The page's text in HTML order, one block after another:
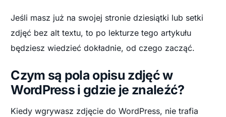
Jeśli masz już na swojej stronie dziesiątki lub setki
zdjęć bez alt textu, to po lekturze tego artykułu
będziesz wiedzieć dokładnie, od czego zacząć.
Czym są pola opisu zdjęć w
WordPress i gdzie je znaleźć?
Kiedy wgrywasz zdjęcie do WordPress, nie trafia